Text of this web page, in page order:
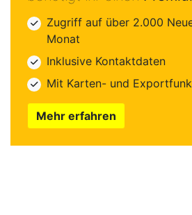
Zugriff auf über 2.000
Monat
Inklusive Kontaktdaten
Mit Karten- und
Mehr erfahren